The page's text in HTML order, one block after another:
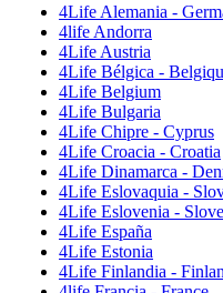
4Life Alemania -
4life Andorra
4Life Austria
4Life Bélgica -
4Life Belgium
4Life Bulgaria
4Life Chipre - Cyprus
4Life Croacia - Croatia
4Life Dinamarca -
4Life Eslovaquia -
4Life Eslovenia -
4Life España
4Life Estonia
4Life Finlandia -